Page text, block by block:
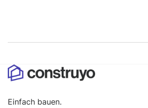
Einfach bauen.